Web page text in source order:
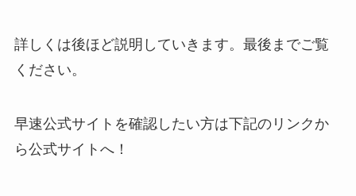
詳しくは後ほど説明していきます。最後までご覧
ください。
早速公式サイトを確認したい方は下記のリンクか
ら公式サイトへ！